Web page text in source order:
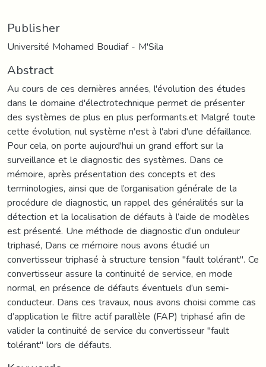
Publisher
Université Mohamed Boudiaf - M'Sila
Abstract
Au cours de ces dernières années, l'évolution des études
dans le domaine d'électrotechnique permet de présenter
des systèmes de plus en plus performants.et Malgré toute
cette évolution, nul système n'est à l'abri d'une défaillance.
Pour cela, on porte aujourd'hui un grand effort sur la
surveillance et le diagnostic des systèmes. Dans ce
mémoire, après présentation des concepts et des
terminologies, ainsi que de l’organisation générale de la
procédure de diagnostic, un rappel des généralités sur la
détection et la localisation de défauts à l’aide de modèles
est présenté. Une méthode de diagnostic d’un onduleur
triphasé, Dans ce mémoire nous avons étudié un
convertisseur triphasé à structure tension "fault tolérant". Ce
convertisseur assure la continuité de service, en mode
normal, en présence de défauts éventuels d’un semi-
conducteur. Dans ces travaux, nous avons choisi comme cas
d’application le filtre actif parallèle (FAP) triphasé afin de
valider la continuité de service du convertisseur "fault
tolérant" lors de défauts.